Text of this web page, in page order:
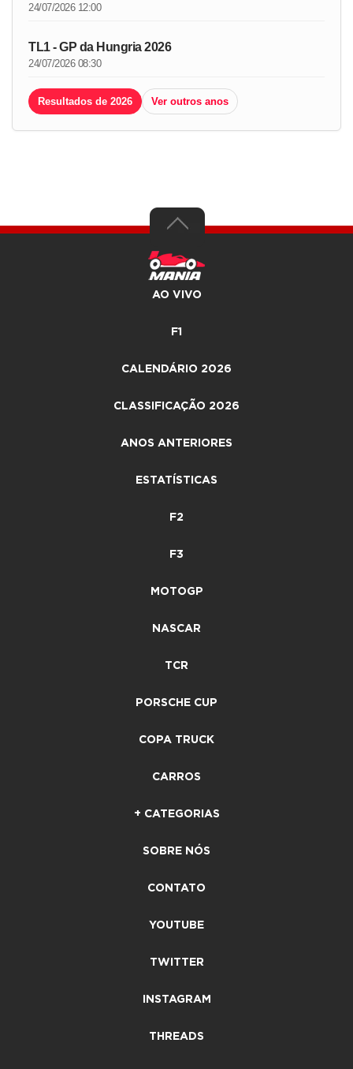
24/07/2026 12:00
TL1 - GP da Hungria 2026
24/07/2026 08:30
Resultados de 2026 Ver outros anos
AO VIVO
F1
CALENDÁRIO 2026
CLASSIFICAÇÃO 2026
ANOS ANTERIORES
ESTATÍSTICAS
F2
F3
MOTOGP
NASCAR
TCR
PORSCHE CUP
COPA TRUCK
CARROS
+ CATEGORIAS
SOBRE NÓS
CONTATO
YOUTUBE
TWITTER
INSTAGRAM
THREADS